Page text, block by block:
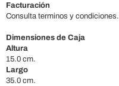
Facturación
Consulta terminos y condiciones.
Dimensiones de Caja
Altura
15.0 cm.
Largo
35.0 cm.